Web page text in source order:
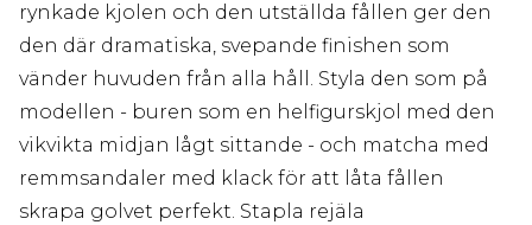
rynkade kjolen och den utställda fållen ger den
den där dramatiska, svepande finishen som
vänder huvuden från alla håll. Styla den som på
modellen - buren som en helfigurskjol med den
vikvikta midjan lågt sittande - och matcha med
remmsandaler med klack för att låta fållen
skrapa golvet perfekt. Stapla rejäla